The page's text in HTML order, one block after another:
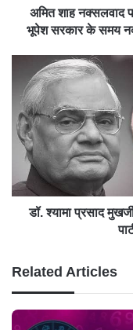
अमित शाह नक्सलवाद
भूपेश सरकार के समय
डॉ. श्यामा प्रसाद
Related Articles